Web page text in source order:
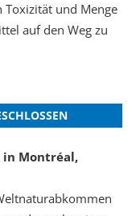
Toxizität und Menge
auf den Weg zu
in Montréal,